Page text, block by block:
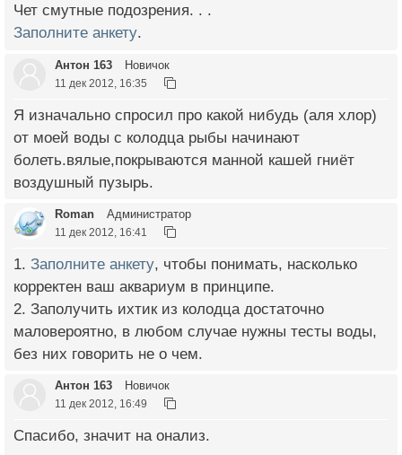
Чет смутные подозрения. . .
Заполните анкету.
Антон 163 Новичок
11 дек 2012, 16:35
Я изначально спросил про какой нибудь (аля хлор)
от моей воды с колодца рыбы начинают
болеть.вялые,покрываются манной кашей гниёт
воздушный пузырь.
Roman Администратор
11 дек 2012, 16:41
1. Заполните анкету, чтобы понимать, насколько
корректен ваш аквариум в принципе.
2. Заполучить ихтик из колодца достаточно
маловероятно, в любом случае нужны тесты воды,
без них говорить не о чем.
Антон 163 Новичок
11 дек 2012, 16:49
Спасибо, значит на онализ.